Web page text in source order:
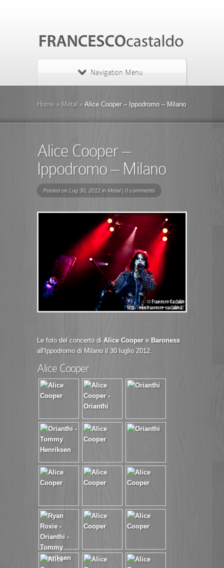
Navigation Menu
Home » Metal »Alice Cooper – Ippodromo – Milano
Alice Cooper –
Ippodromo – Milano
Posted on Lug 30, 2012 in Metal| 0 comments
Le foto del concerto di Alice Coopere Baroness
all'Ippodromo di Milano il 30 luglio 2012.
Alice Cooper